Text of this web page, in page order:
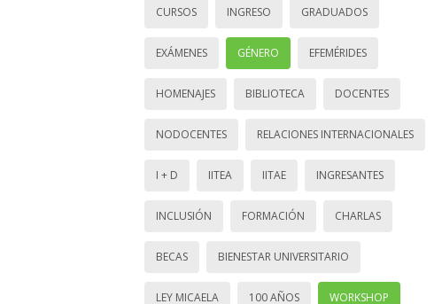
CURSOS INGRESO GRADUADOS
EXÁMENES GÉNERO EFEMÉRIDES
HOMENAJES BIBLIOTECA DOCENTES
NODOCENTES RELACIONES INTERNACIONALES
I + D IITEA IITAE INGRESANTES
INCLUSIÓN FORMACIÓN CHARLAS
BECAS BIENESTAR UNIVERSITARIO
LEY MICAELA 100 AÑOS WORKSHOP